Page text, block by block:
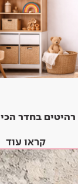
לחידוש רהיטים בחדר הכי
קראו עוד